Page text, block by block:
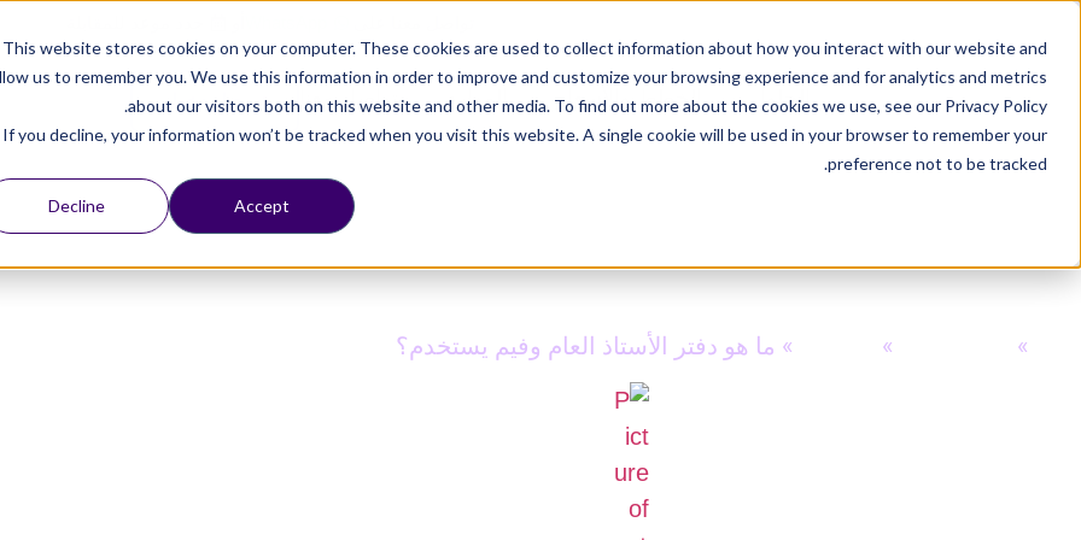
This website stores cookies on your computer. These cookies are used to collect information about how you interact with our website and
us to remember you. We use this information in order to improve and customize your browsing experience and for analytics and metrics
about our visitors both on this website and other media. To find out more about the cookies we use, see our Privacy Policy.
If you decline, your information won’t be tracked when you visit this website. A single cookie will be used in your browser to remember your
preference not to be tracked.
Accept
Decline
الحلول الخطط والأسعار الموارد تواصل معنا تسجيل دخول
ما هو دفتر الأستاذ العام وفيم يستخدم؟
»
»
» ما هو دفتر الأستاذ العام وفيم يستخدم؟